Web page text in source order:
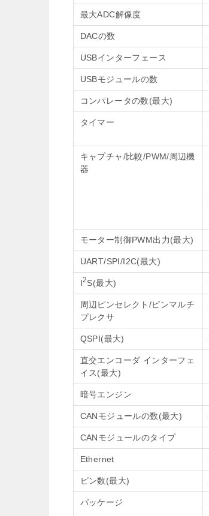
最大ADC解像度
DACの数
USBインターフェース
USBモジュールの数
コンパレータの数(最大)
タイマー
キャプチャ/比較/PWM/周辺機
器
モーター制御PWM出力(最大)
UART/SPI/I2C(最大)
I2S(最大)
周辺ピンセレクト/ピンマルチ
プレクサ
QSPI(最大)
直交エンコーダ インターフェ
イス(最大)
暗号エンジン
CANモジュールの数(最大)
CANモジュールのタイプ
Ethernet
ピン数(最大)
パッケージ